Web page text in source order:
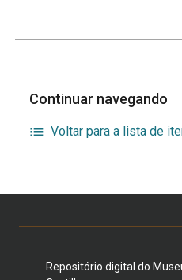
Continuar navegando
Voltar para a lista de
Repositório digital do